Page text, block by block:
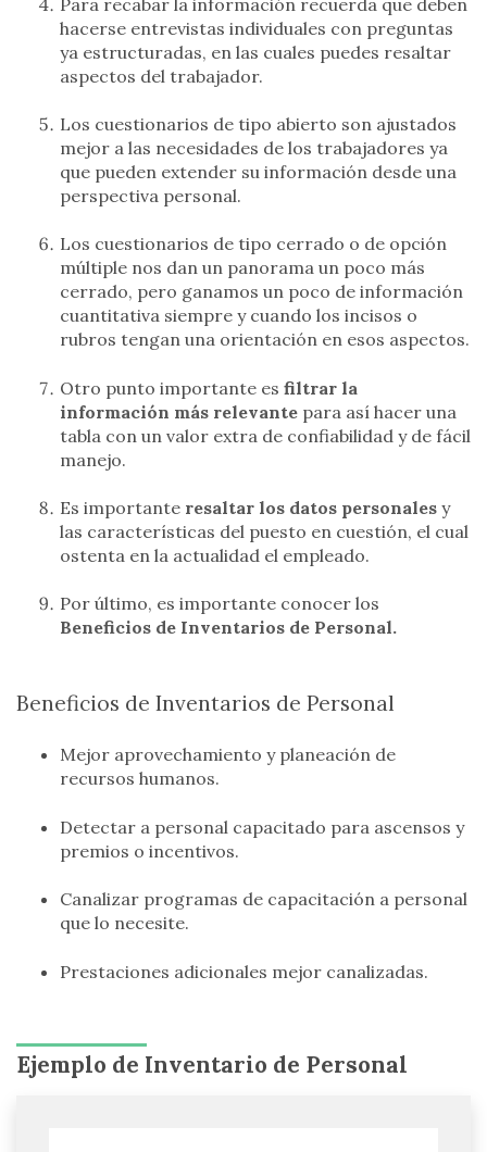
hacerse entrevistas individuales con preguntas
ya estructuradas, en las cuales puedes resaltar
aspectos del trabajador.
Los cuestionarios de tipo abierto son ajustados
mejor a las necesidades de los trabajadores ya
que pueden extender su información desde una
perspectiva personal.
Los cuestionarios de tipo cerrado o de opción
múltiple nos dan un panorama un poco más
cerrado, pero ganamos un poco de información
cuantitativa siempre y cuando los incisos o
rubros tengan una orientación en esos aspectos.
Otro punto importante es filtrar la
información más relevante para así hacer una
tabla con un valor extra de confiabilidad y de fácil
manejo.
Es importante resaltar los datos personales y
las características del puesto en cuestión, el cual
ostenta en la actualidad el empleado.
Por último, es importante conocer los
Beneficios de Inventarios de Personal.
Beneficios de Inventarios de Personal
Mejor aprovechamiento y planeación de
recursos humanos.
Detectar a personal capacitado para ascensos y
premios o incentivos.
Canalizar programas de capacitación a personal
que lo necesite.
Prestaciones adicionales mejor canalizadas.
Ejemplo de Inventario de Personal